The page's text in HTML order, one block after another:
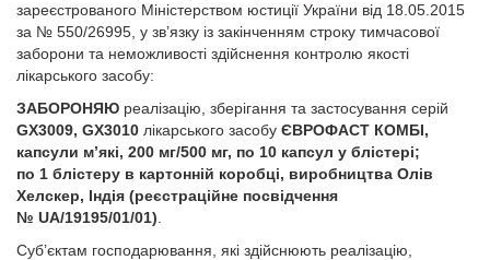
зареєстрованого Міністерством юстиції України від 18.05.2015
за № 550/26995, у зв’язку із закінченням строку тимчасової
заборони та неможливості здійснення контролю якості
лікарського засобу:
ЗАБОРОНЯЮ реалізацію, зберігання та застосування серій
GX3009, GX3010 лікарського засобу ЄВРОФАСТ КОМБІ,
капсули м’які, 200 мг/500 мг, по 10 капсул у блістері;
по 1 блістеру в картонній коробці, виробництва Олів
Хелскер, Індія (реєстраційне посвідчення
№ UA/19195/01/01)
Суб’єктам господарювання, які здійснюють реалізацію,